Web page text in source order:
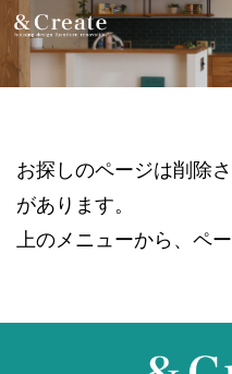
お探しのページは削除
があります。
上のメニューから、ペ